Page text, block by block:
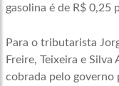
gasolina é de R$ 0,25
Para o tributarista
Freire, Teixeira e
cobrada pelo governo